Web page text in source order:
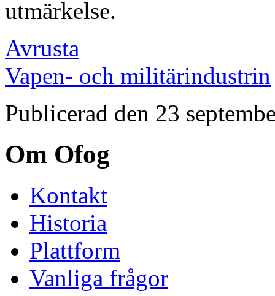
utmärkelse.
Avrusta
Vapen- och militärindustrin
Publicerad den 23
Om Ofog
Kontakt
Historia
Plattform
Vanliga frågor